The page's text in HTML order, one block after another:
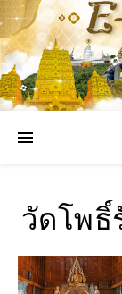
วัดโพธิ์